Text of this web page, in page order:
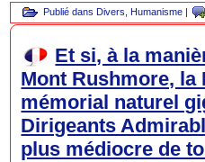
Publié dans Divers Humanisme |
Et si, à la
Mont Rushmore, la
mémorial naturel
Dirigeants
plus médiocre de